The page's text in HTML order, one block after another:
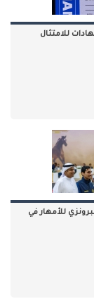
بشؤون البلاط السلطاني تحصد 5 شهادات للامتثال
للأمهار في